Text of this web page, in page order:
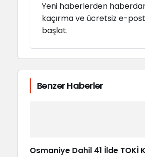
Yeni haberlerden
kaçırma ve ücretsiz e-
başlat.
Benzer Haberler
Osmaniye Dahil 41 İlde TOKİ